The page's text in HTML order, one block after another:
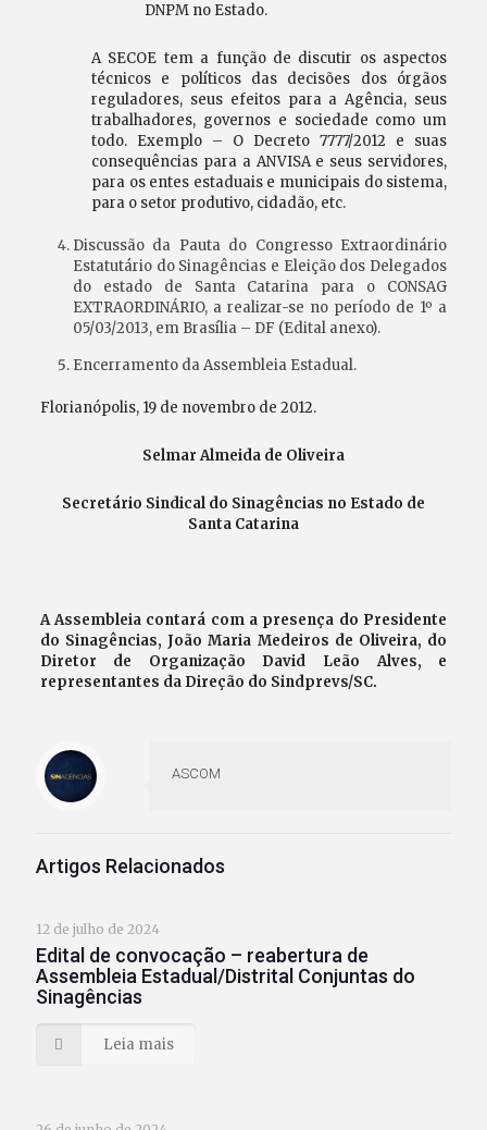
DNPM no Estado.
A SECOE tem a função de discutir os aspectos
técnicos e políticos das decisões dos órgãos
reguladores, seus efeitos para a Agência, seus
trabalhadores, governos e sociedade como um
todo. Exemplo – O Decreto 7777/2012 e suas
consequências para a ANVISA e seus servidores,
para os entes estaduais e municipais do sistema,
para o setor produtivo, cidadão, etc.
Discussão da Pauta do Congresso Extraordinário
Estatutário do Sinagências e Eleição dos Delegados
do estado de Santa Catarina para o CONSAG
EXTRAORDINÁRIO, a realizar-se no período de 1º a
05/03/2013, em Brasília – DF (Edital anexo).
Encerramento da Assembleia Estadual.
Florianópolis, 19 de novembro de 2012.
Selmar Almeida de Oliveira
Secretário Sindical do Sinagências no Estado de
Santa Catarina
A Assembleia contará com a presença do Presidente
do Sinagências, João Maria Medeiros de Oliveira, do
Diretor de Organização David Leão Alves, e
representantes da Direção do Sindprevs/SC.
ASCOM
Artigos Relacionados
12 de julho de 2024
Edital de convocação – reabertura de
Assembleia Estadual/Distrital Conjuntas do
Sinagências
Leia mais